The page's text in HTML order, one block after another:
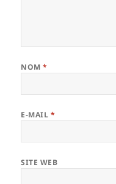
NOM*
E-MAIL *
SITE WEB